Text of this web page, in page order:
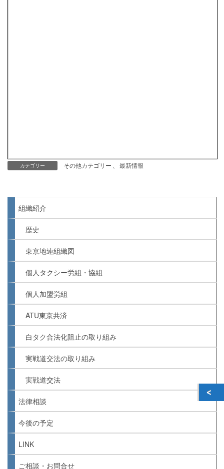
カテゴリー その他カテゴリー 最新情報
組織紹介
歴史
東京地連組織図
個人タクシー労組・協組
個人加盟労組
ATU東京共済
白タク合法化阻止の取り組み
実戦道交法の取り組み
実戦道交法
法律相談
今後の予定
LINK
ご相談・お問合せ